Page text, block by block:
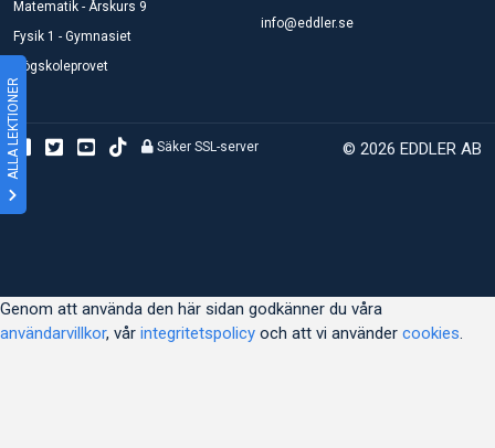
ALLA LEKTIONER
Matematik - Årskurs 9
Fysik 1 - Gymnasiet
Högskoleprovet
info@eddler.se
© 2026 EDDLER AB
Säker SSL-server
Genom att använda den här sidan godkänner du våra
användarvillkor, vår integritetspolicy och att vi använder cookies.